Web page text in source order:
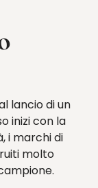
lancio di un
inizi con la
i marchi di
molto